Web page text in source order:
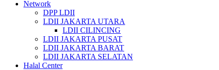
Network
DPP LDII
LDII JAKARTA UTARA
LDII CILINCING
LDII JAKARTA PUSAT
LDII JAKARTA BARAT
LDII JAKARTA SELATAN
Halal Center